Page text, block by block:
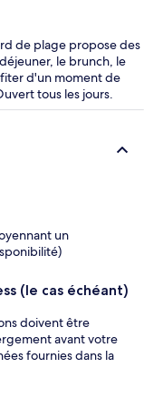
de plage propose des
le brunch, le
d'un moment de
tous les jours.
un
(le cas échéant)
doivent être
avant votre
fournies dans la